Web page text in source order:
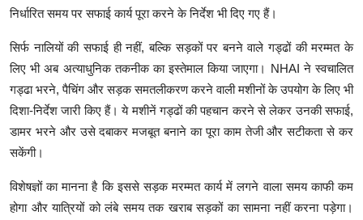
निर्धारित समय पर सफाई कार्य पूरा करने के निर्देश भी दिए गए हैं।
सिर्फ नालियों की सफाई ही नहीं, बल्कि सड़कों पर बनने वाले गड्ढों की मरम्मत के
लिए भी अब अत्याधुनिक तकनीक का इस्तेमाल किया जाएगा। NHAI ने स्वचालित
गड्ढा भरने, पैचिंग और सड़क समतलीकरण करने वाली मशीनों के उपयोग के लिए भी
दिशा-निर्देश जारी किए हैं। ये मशीनें गड्ढों की पहचान करने से लेकर उनकी सफाई,
डामर भरने और उसे दबाकर मजबूत बनाने का पूरा काम तेजी और सटीकता से कर
सकेंगी।
विशेषज्ञों का मानना है कि इससे सड़क मरम्मत कार्य में लगने वाला समय काफी कम
होगा और यात्रियों को लंबे समय तक खराब सड़कों का सामना नहीं करना पड़ेगा।